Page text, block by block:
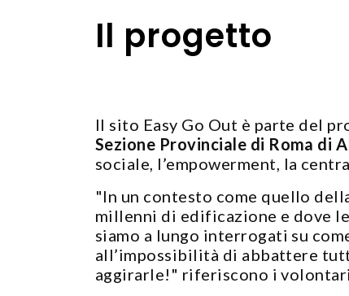
Il progetto
Il sito Easy Go Out è parte del
Sezione Provinciale di Roma di
sociale, l’empowerment, la
"In un contesto come quello
millenni di edificazione e dove
siamo a lungo interrogati su
all’impossibilità di abbattere
aggirarle!" riferiscono i